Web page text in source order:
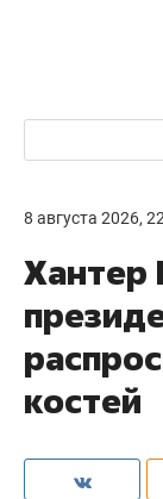
8 августа 2026,
Хантер
костей